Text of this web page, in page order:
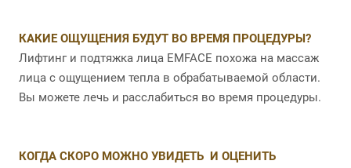
КАКИЕ ОЩУЩЕНИЯ БУДУТ ВО ВРЕМЯ ПРОЦЕДУРЫ?
Лифтинг и подтяжка лица EMFACE похожа на массаж
лица с ощущением тепла в обрабатываемой области.
Вы можете лечь и расслабиться во время процедуры.
КОГДА СКОРО МОЖНО УВИДЕТЬ И ОЦЕНИТЬ